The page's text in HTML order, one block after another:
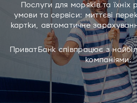
Послуги для моряків та
умови та сервіси: миттєві
картки, автоматичне
ПриватБанк співпрацює з
компаніями.